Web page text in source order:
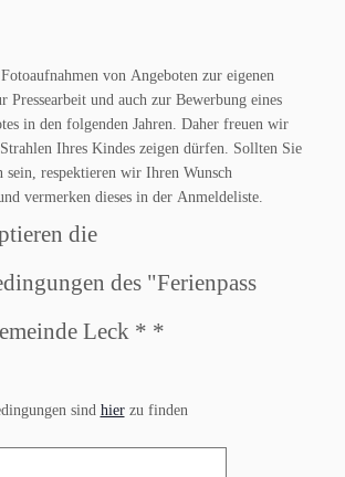
von Angeboten zur eigenen
Pressearbeit und auch zur Bewerbung eines
in den folgenden Jahren. Daher freuen wir
Ihres Kindes zeigen dürfen. Sollten Sie
sein, respektieren wir Ihren Wunsch
vermerken dieses in der Anmeldeliste.
die
des "Ferienpass
Leck * *
sind hierzu finden